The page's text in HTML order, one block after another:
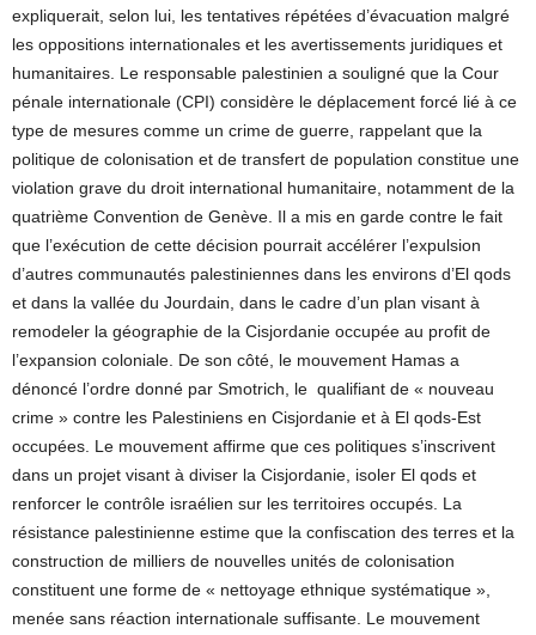
expliquerait, selon lui, les tentatives répétées d’évacuation malgré
les oppositions internationales et les avertissements juridiques et
humanitaires. Le responsable palestinien a souligné que la Cour
pénale internationale (CPI) considère le déplacement forcé lié à ce
type de mesures comme un crime de guerre, rappelant que la
politique de colonisation et de transfert de population constitue une
violation grave du droit international humanitaire, notamment de la
quatrième Convention de Genève. Il a mis en garde contre le fait
que l’exécution de cette décision pourrait accélérer l’expulsion
d’autres communautés palestiniennes dans les environs d’El qods
et dans la vallée du Jourdain, dans le cadre d’un plan visant à
remodeler la géographie de la Cisjordanie occupée au profit de
l’expansion coloniale. De son côté, le mouvement Hamas a
dénoncé l’ordre donné par Smotrich, le qualifiant de « nouveau
crime » contre les Palestiniens en Cisjordanie et à El qods-Est
occupées. Le mouvement affirme que ces politiques s’inscrivent
dans un projet visant à diviser la Cisjordanie, isoler El qods et
renforcer le contrôle israélien sur les territoires occupés. La
résistance palestinienne estime que la confiscation des terres et la
construction de milliers de nouvelles unités de colonisation
constituent une forme de « nettoyage ethnique systématique »,
menée sans réaction internationale suffisante. Le mouvement